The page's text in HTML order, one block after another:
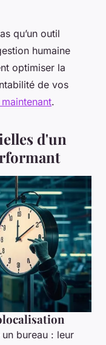
qu’un outil
humaine
optimiser la
de vos
.
d'un
bureau : leur